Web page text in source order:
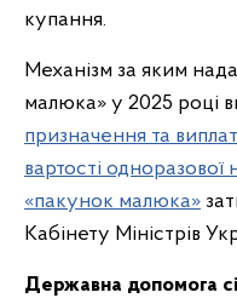
купання.
Механізм за яким
малюка» у 2025 році
призначення та
вартості
«пакунок малюка»
Кабінету Міністрів
Державна допомога